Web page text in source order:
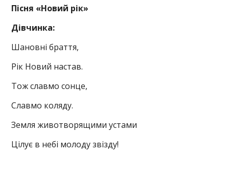
Пісня «Новий рік»
Дівчинка:
Шановні браття,
Рік Новий настав.
Тож славмо сонце,
Славмо коляду.
Земля животворящими устами
Цілує в небі молоду звізду!